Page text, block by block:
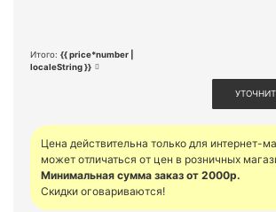
Итого: {{ price*number |
localeString }}
Цена действительна только для интернет-
может отличаться от цен в розничных
Минимальная сумма заказ от 2000р.
Скидки оговариваются!